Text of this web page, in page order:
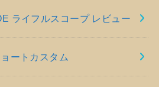
ライフルスコープ レビュー
ートカスタム